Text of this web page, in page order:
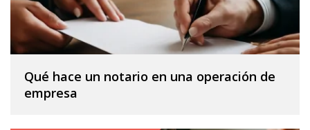
Qué hace un notario en una operación de
empresa